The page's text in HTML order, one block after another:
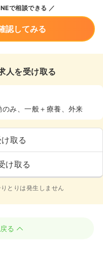
で相談できる
認してみる
人を受け取る
み、一般＋療養、外来
取る
け取る
とりは発生しません
る